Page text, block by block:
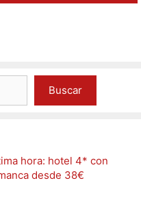
Buscar
hora: hotel 4* con
desde 38€